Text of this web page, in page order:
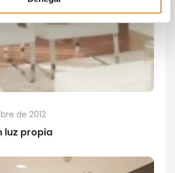
luz propia
de 2012